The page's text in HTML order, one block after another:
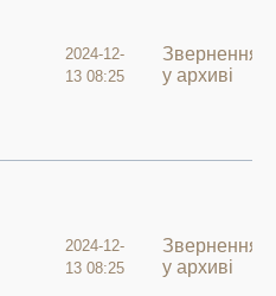
2024-12-
13 08:25
Звернення
у архиві
2024-12-
13 08:25
Звернення
у архиві